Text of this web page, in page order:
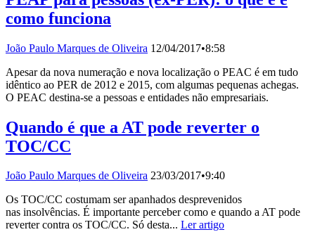
como funciona
João Paulo Marques de Oliveira 12/04/2017•8:58
Apesar da nova numeração e nova localização o PEAC é em tudo
idêntico ao PER de 2012 e 2015, com algumas pequenas achegas.
O PEAC destina-se a pessoas e entidades não empresariais.
Quando é que a AT pode reverter o
TOC/CC
João Paulo Marques de Oliveira 23/03/2017•9:40
Os TOC/CC costumam ser apanhados desprevenidos
nas insolvências. É importante perceber como e quando a AT pode
reverter contra os TOC/CC. Só desta... Ler artigo